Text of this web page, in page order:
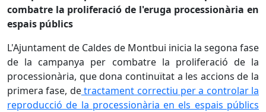
combatre la proliferació de l'eruga processionària en
espais públics
L'Ajuntament de Caldes de Montbui inicia la segona fase
de la campanya per combatre la proliferació de la
processionària, que dona continuïtat a les accions de la
primera fase, detractament correctiu per a controlar la
reproducció de la processionària en els espais públics